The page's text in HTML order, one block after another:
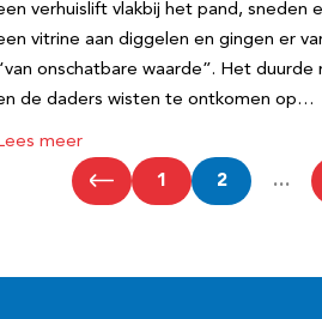
verhuislift vlakbij het pand, sneden
vitrine aan diggelen en gingen er
onschatbare waarde”. Het duurde
de daders wisten te ontkomen op…
meer
1 2 …